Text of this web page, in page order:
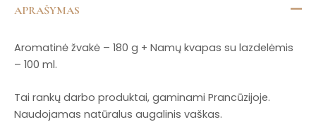
APRAŠYMAS
Aromatinė žvakė – 180 g + Namų kvapas su lazdelėmis
– 100 ml.
Tai rankų darbo produktai, gaminami Prancūzijoje.
Naudojamas natūralus augalinis vaškas.